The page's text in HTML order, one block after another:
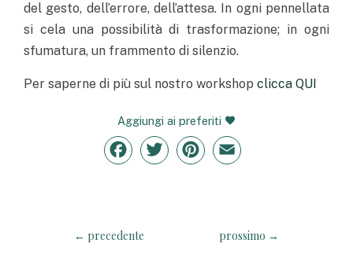
del gesto, dell’errore, dell’attesa. In ogni pennellata
si cela una possibilità di trasformazione; in ogni
sfumatura, un frammento di silenzio.
Per saperne di più sul nostro workshop clicca QUI
Aggiungi ai preferiti
Facebook
TwitterPinterestEmail
← precedente prossimo →